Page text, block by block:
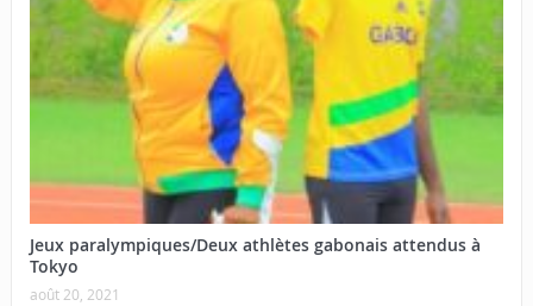
Jeux paralympiques/Deux athlètes gabonais attendus à
Tokyo
août 20, 2021